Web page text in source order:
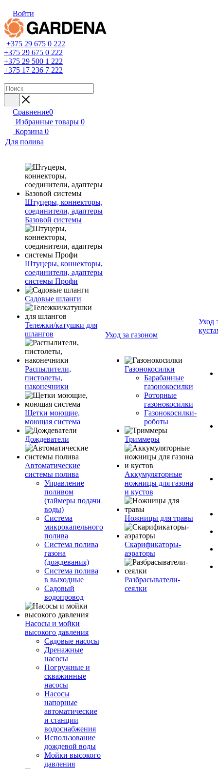
Войти
+375 29 675 0 222
+375 29 675 0 222
+375 29 500 1 222
+375 17 236 7 222
Сравнение0
Избранные товары 0
Корзина 0
Для полива
Штуцеры, коннекторы,
соединители, адаптеры
Базовой системы
Штуцеры, коннекторы,
соединители, адаптеры
системы Профи
Садовые шланги
Тележки/катушки для
шлангов
Распылители,
пистолеты,
наконечники
Щетки моющие,
моющая система
Дождеватели
Автоматические
системы полива
Управление
поливом
(таймеры подачи
воды)
Система
микрокапельного
полива
Система полива
газона
(дождевания)
Система полива
в выходные
Садовый
водопровод
Насосы и мойки
высокого давления
Садовые насосы
Дренажные
насосы
Погружные и
скважинные
насосы
Насосы
напорные
автоматические
и станции
водоснабжения
Использование
дождевой воды
Мойки высокого
давления
Уход за газоном
Газонокосилки
Барабанные
газонокосилки
Роторные
газонокосилки
Газонокосилки-
роботы
Триммеры
Аккумуляторные
ножницы для газона
и кустов
Ножницы для травы
Скарификаторы-
аэраторы
Разбрасыватели-
сеялки
Уход